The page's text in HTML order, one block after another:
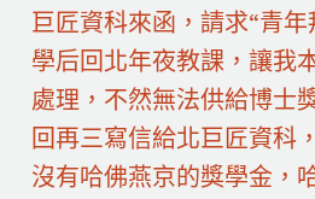
巨匠資科來函，請求“青
學后回北年夜教課，讓我
處理，不然無法供給博士
回再三寫信給北巨匠資科
沒有哈佛燕京的獎學金，